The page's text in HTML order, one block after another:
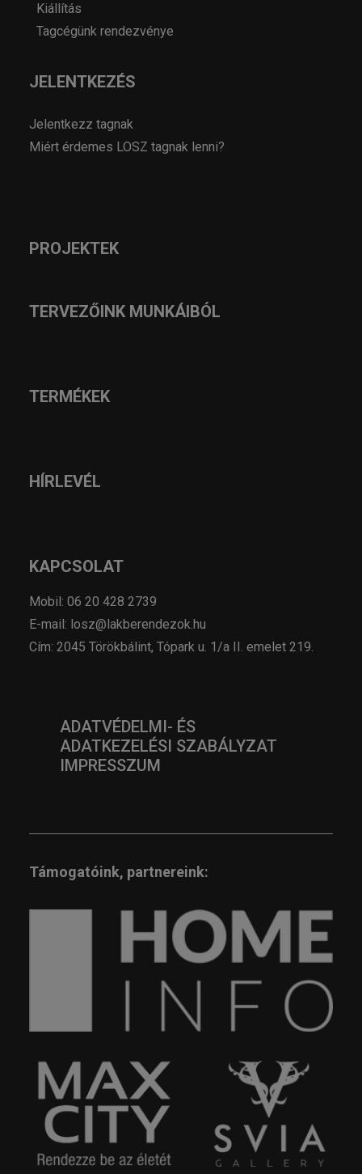
Kiállítás
Tagcégünk rendezvénye
JELENTKEZÉS
Jelentkezz tagnak
Miért érdemes LOSZ tagnak lenni?
PROJEKTEK
TERVEZŐINK MUNKÁIBÓL
TERMÉKEK
HÍRLEVÉL
KAPCSOLAT
Mobil: 06 20 428 2739
E-mail: losz@lakberendezok.hu
Cím: 2045 Törökbálint, Tópark u. 1/a II. emelet 219.
ADATVÉDELMI- ÉS
ADATKEZELÉSI SZABÁLYZAT
IMPRESSZUM
Támogatóink, partnereink: